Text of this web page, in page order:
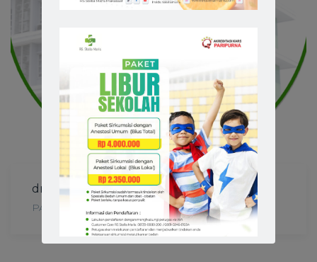
dr. Deasy Christina Halik, Sp.PA
PATOLOGI ANATOMI